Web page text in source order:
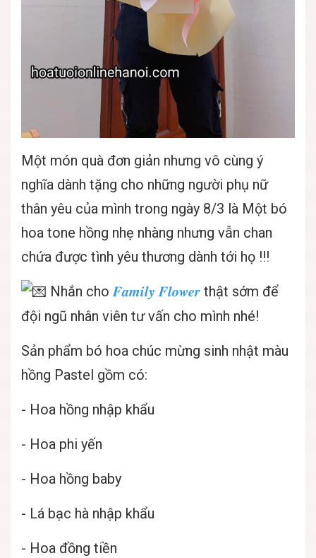
Một món quà đơn giản nhưng vô cùng ý
nghĩa dành tặng cho những người phụ nữ
thân yêu của mình trong ngày 8/3 là Một bó
hoa tone hồng nhẹ nhàng nhưng vẫn chan
chứa được tình yêu thương dành tới họ !!!
Nhắn cho 𝑭𝒂𝒎𝒊𝒍𝒚 𝑭𝒍𝒐𝒘𝒆𝒓 thật sớm để
đội ngũ nhân viên tư vấn cho mình nhé!
Sản phẩm bó hoa chúc mừng sinh nhật màu
hồng Pastel gồm có:
- Hoa hồng nhập khẩu
- Hoa phi yến
- Hoa hồng baby
- Lá bạc hà nhập khẩu
- Hoa đồng tiền